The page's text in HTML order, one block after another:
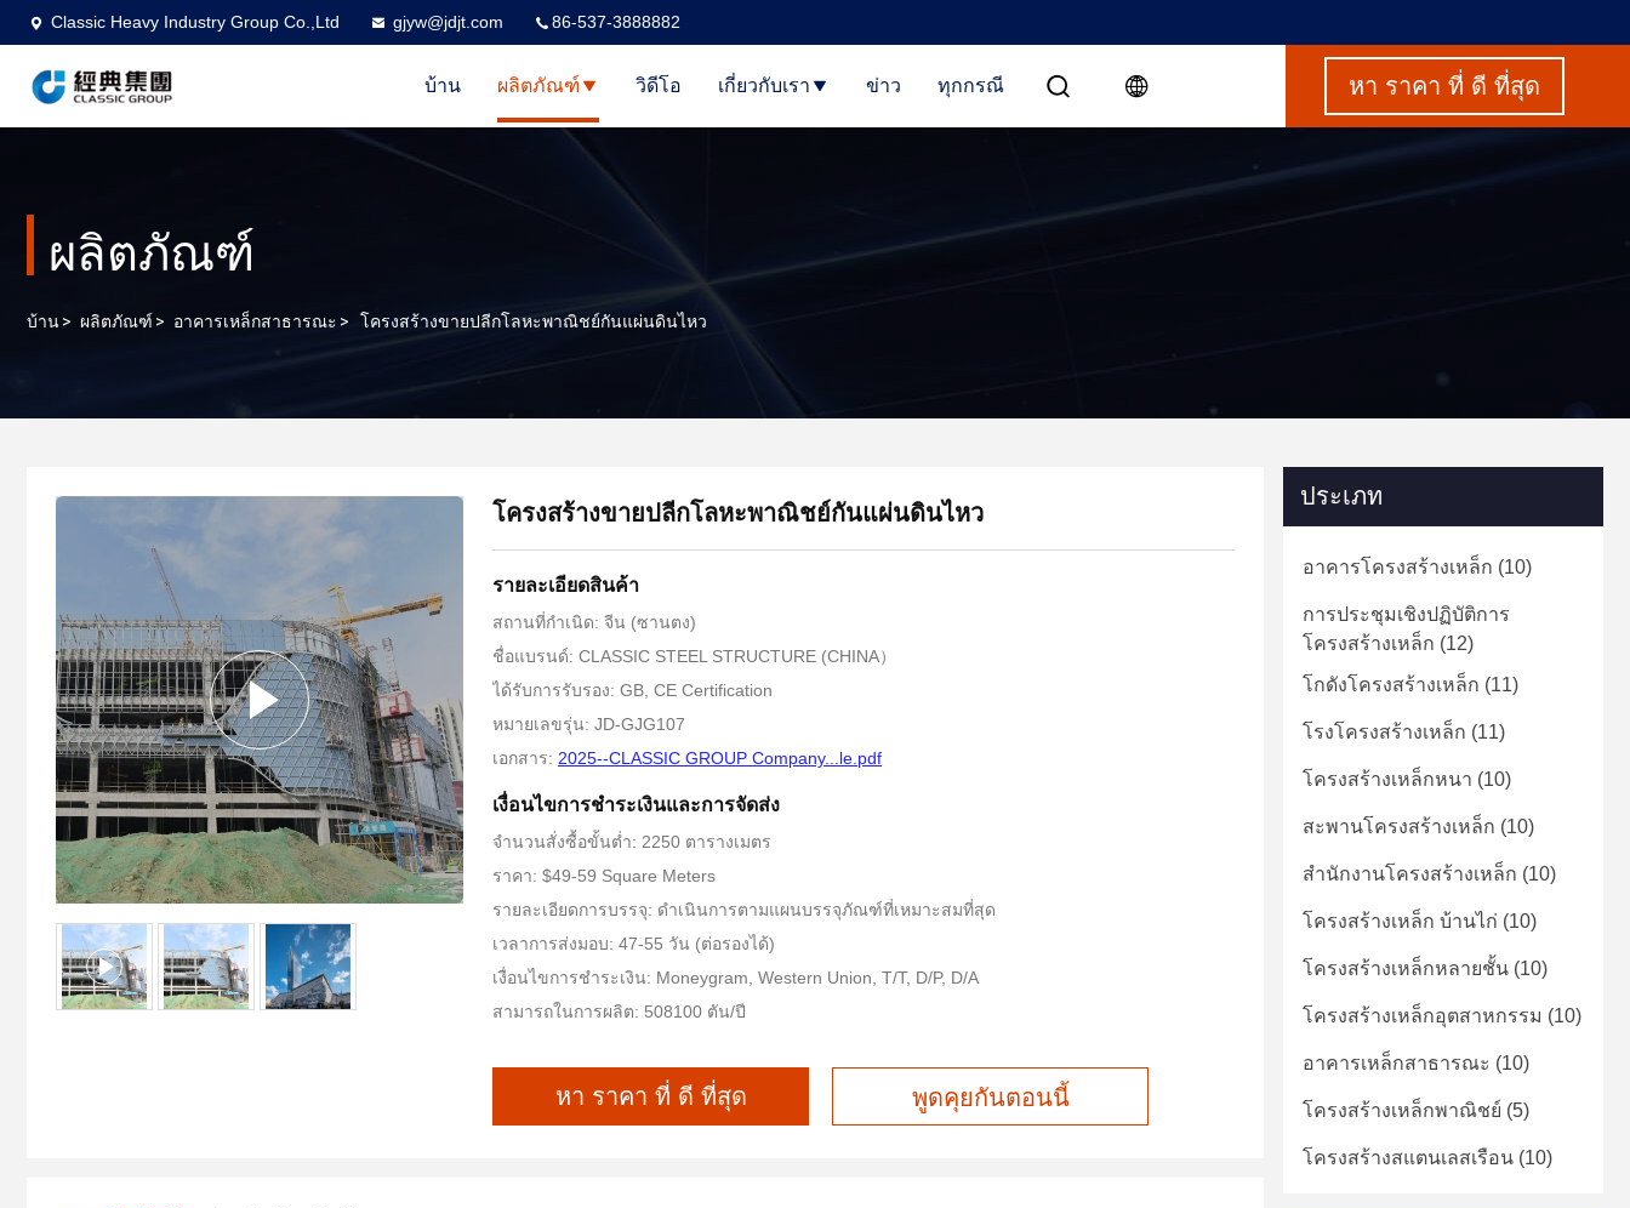
Classic Heavy Industry Group Co.,Ltd gjyw@jdjt.com 86-537-3888882
บ้าน ผลิตภัณฑ์ วิดีโอ เกี่ยวกับเรา ข่าว ทุกกรณี หา ราคา ที่ ดี ที่สุด
ผลิตภัณฑ์
บ้าน> ผลิตภัณฑ์ > อาคารเหล็กสาธารณะ > โครงสร้างขายปลีกโลหะพาณิชย์กันแผ่นดินไหว
โครงสร้างขายปลีกโลหะพาณิชย์กันแผ่นดินไหว
รายละเอียดสินค้า
สถานที่กำเนิด: จีน (ซานตง)
ชื่อแบรนด์: CLASSIC STEEL STRUCTURE (CHINA）
ได้รับการรับรอง: GB, CE Certification
หมายเลขรุ่น: JD-GJG107
เอกสาร: 2025--CLASSIC GROUP Company...le.pdf
เงื่อนไขการชำระเงินและการจัดส่ง
จำนวนสั่งซื้อขั้นต่ำ: 2250 ตารางเมตร
ราคา: $49-59 Square Meters
รายละเอียดการบรรจุ: ดำเนินการตามแผนบรรจุภัณฑ์ที่เหมาะสมที่สุด
เวลาการส่งมอบ: 47-55 วัน (ต่อรองได้)
เงื่อนไขการชำระเงิน: Moneygram, Western Union, T/T, D/P, D/A
สามารถในการผลิต: 508100 ตัน/ปี
หา ราคา ที่ ดี ที่สุด พูดคุยกันตอนนี้
ประเภท
อาคารโครงสร้างเหล็ก (10)
การประชุมเชิงปฏิบัติการ
โครงสร้างเหล็ก (12)
โกดังโครงสร้างเหล็ก (11)
โรงโครงสร้างเหล็ก (11)
โครงสร้างเหล็กหนา (10)
สะพานโครงสร้างเหล็ก (10)
สำนักงานโครงสร้างเหล็ก (10)
โครงสร้างเหล็ก บ้านไก่ (10)
โครงสร้างเหล็กหลายชั้น (10)
โครงสร้างเหล็กอุตสาหกรรม (10)
อาคารเหล็กสาธารณะ (10)
โครงสร้างเหล็กพาณิชย์ (5)
โครงสร้างสแตนเลสเรือน (10)